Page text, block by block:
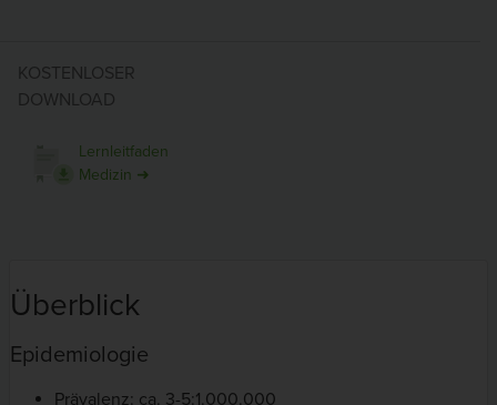
KOSTENLOSER
DOWNLOAD
Lernleitfaden
Medizin ➜
Überblick
Epidemiologie
Prävalenz: ca. 3-5:1.000.000